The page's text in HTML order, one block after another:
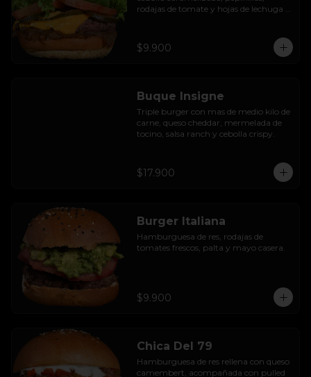
rodajas de tomate y hojas de lechuga
$9.900
Buque Insigne
Triple burger con mas de medio kilo de
carne, queso cheddar, mermelada de
tocino, salsa ranch y cebolla crispy.
$17.900
Burger Italiana
Hamburguesa de res, rodajas de
tomates frescos, palta y mayo casera.
$9.900
Chica Del 79
Hamburguesa de res rellena con queso
camembert, acompañada con pulled